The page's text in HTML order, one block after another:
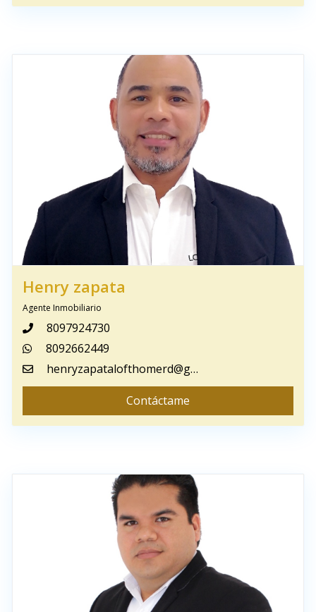
Henry zapata
Agente Inmobiliario
8097924730
8092662449
henryzapatalofthomerd@gmail.com
Contáctame